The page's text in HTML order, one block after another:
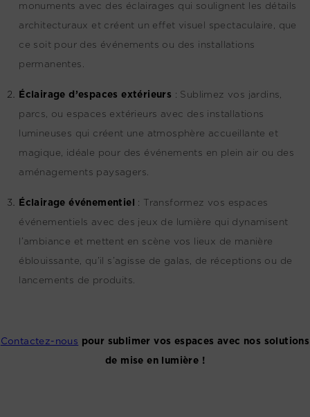
monuments avec des éclairages qui soulignent les détails
architecturaux et créent un effet visuel spectaculaire, que
ce soit pour des événements ou des installations
permanentes.
Éclairage d’espaces extérieurs : Sublimez vos jardins,
parcs, ou espaces extérieurs avec des installations
lumineuses qui créent une atmosphère accueillante et
magique, idéale pour des événements en plein air ou des
aménagements paysagers.
Éclairage événementiel : Transformez vos espaces
événementiels avec des jeux de lumière qui dynamisent
l’ambiance et mettent en scène vos lieux de manière
éblouissante, qu’il s’agisse de galas, de réceptions ou de
lancements de produits.
Contactez-nous pour sublimer vos espaces avec nos solutions
de mise en lumière !